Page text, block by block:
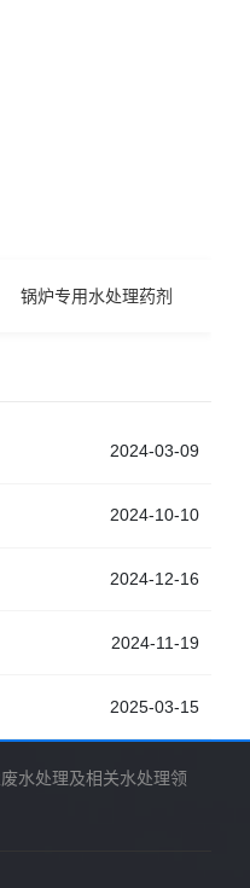
锅炉专用水处理药剂
2024-03-09
2024-10-10
2024-12-16
2024-11-19
2025-03-15
水处理及相关水处理领